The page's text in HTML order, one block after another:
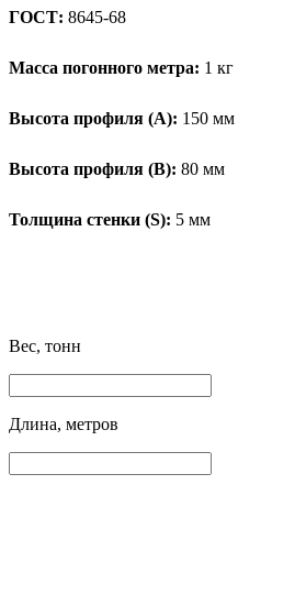
ГОСТ: 8645-68
Масса погонного метра: 1 кг
Высота профиля (А): 150 мм
Высота профиля (B): 80 мм
Толщина стенки (S): 5 мм
Вес, тонн
Длина, метров